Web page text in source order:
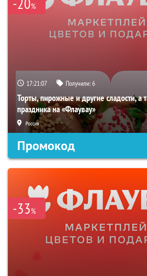
%
17:21:06 Получили:6
Торты, пирожные и другие сладости, а
праздника на «Флаувау»
Россия
Промокод
-33%